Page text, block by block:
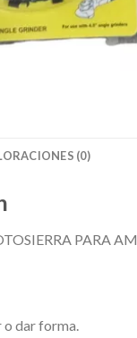
(0)
PARA
o dar forma.